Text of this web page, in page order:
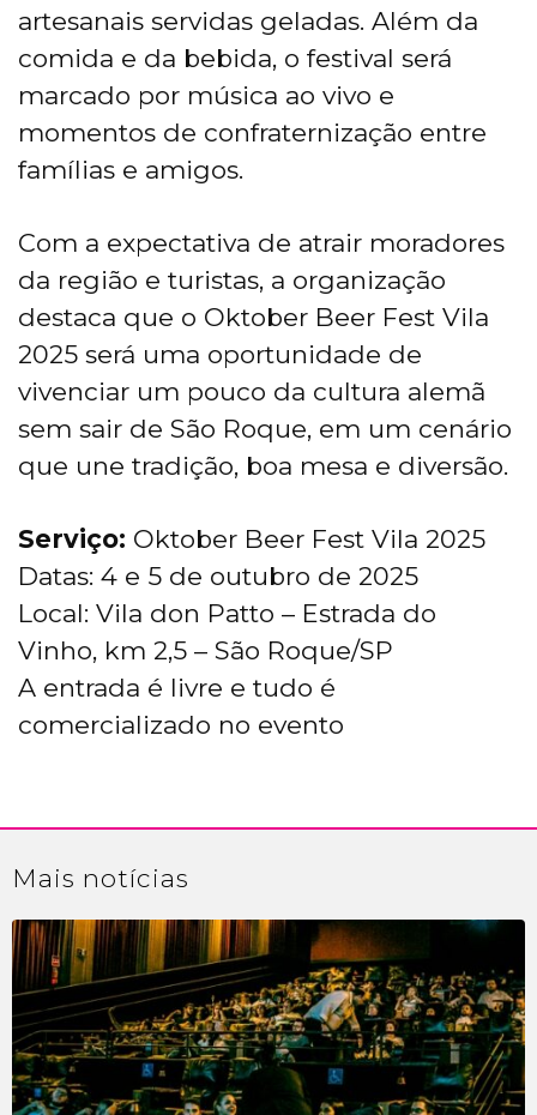
artesanais servidas geladas. Além da
comida e da bebida, o festival será
marcado por música ao vivo e
momentos de confraternização entre
famílias e amigos.
Com a expectativa de atrair moradores
da região e turistas, a organização
destaca que o Oktober Beer Fest Vila
2025 será uma oportunidade de
vivenciar um pouco da cultura alemã
sem sair de São Roque, em um cenário
que une tradição, boa mesa e diversão.
Serviço: Oktober Beer Fest Vila 2025
Datas: 4 e 5 de outubro de 2025
Local: Vila don Patto – Estrada do
Vinho, km 2,5 – São Roque/SP
A entrada é livre e tudo é
comercializado no evento
Mais notícias